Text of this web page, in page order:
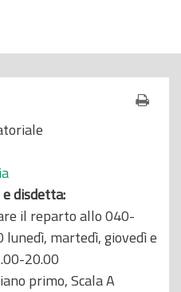
disdetta:
il reparto allo 040-
martedì, giovedì e
20.00
primo, Scala A